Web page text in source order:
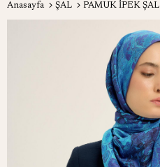
Anasayfa ŞAL PAMUK İPEK ŞAL